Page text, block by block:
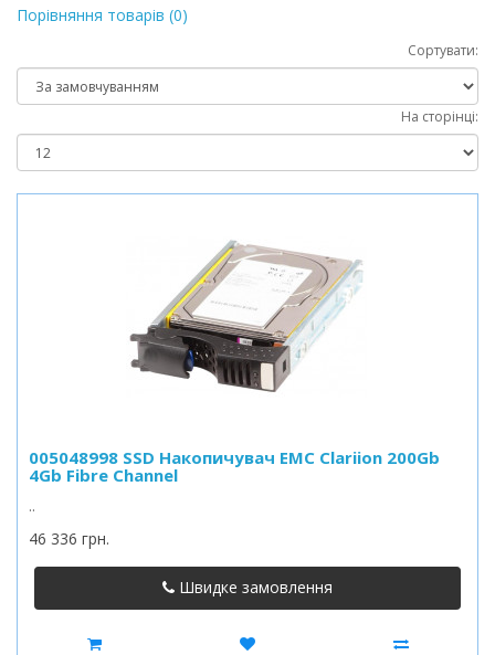
Порівняння товарів (0)
Сортувати:
На сторінці:
005048998 SSD Накопичувач EMC Clariion 200Gb
4Gb Fibre Channel
..
46 336 грн.
Швидке замовлення